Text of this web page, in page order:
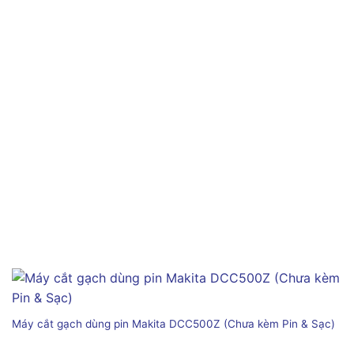
Máy cắt gạch dùng pin Makita DCC500Z (Chưa kèm Pin & Sạc)